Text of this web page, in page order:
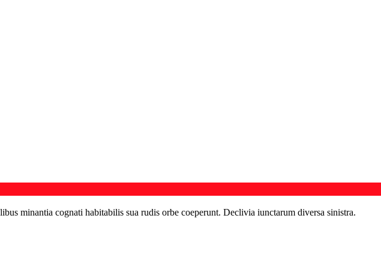
minantia cognati habitabilis sua rudis orbe coeperunt. Declivia iunctarum diversa sinistra.